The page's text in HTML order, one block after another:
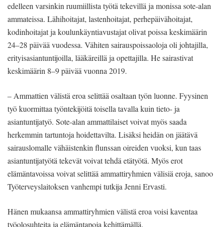
edelleen varsinkin ruumiillista työtä tekevillä ja monissa sote-alan
ammateissa. Lähihoitajat, lastenhoitajat, perhepäivähoitajat,
kodinhoitajat ja koulunkäyntiavustajat olivat poissa keskimäärin
24–28 päivää vuodessa. Vähiten sairauspoissaoloja oli johtajilla,
erityisasiantuntijoilla, lääkäreillä ja opettajilla. He sairastivat
keskimäärin 8–9 päivää vuonna 2019.
– Ammattien välistä eroa selittää osaltaan työn luonne. Fyysinen
työ kuormittaa työntekijöitä toisella tavalla kuin tieto- ja
asiantuntijatyö. Sote-alan ammattilaiset voivat myös saada
herkemmin tartuntoja hoidettavilta. Lisäksi heidän on jäätävä
sairauslomalle vähäistenkin flunssan oireiden vuoksi, kun taas
asiantuntijatyötä tekevät voivat tehdä etätyötä. Myös erot
elämäntavoissa voivat selittää ammattiryhmien välisiä eroja, sanoo
Työterveyslaitoksen vanhempi tutkija Jenni Ervasti.
Hänen mukaansa ammattiryhmien välistä eroa voisi kaventaa
työolosuhteita ja elämäntapoja kehittämällä.